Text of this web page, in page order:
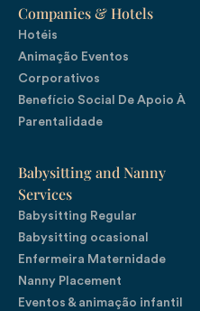
Companies & Hotels
Hotéis
Animação Eventos
Corporativos
Benefício Social De Apoio À
Parentalidade
Babysitting and Nanny
Services
Babysitting Regular
Babysitting ocasional
Enfermeira Maternidade
Nanny Placement
Eventos & animação infantil